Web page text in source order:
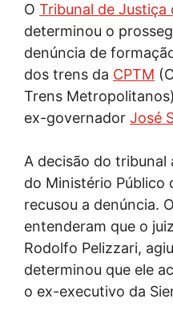
O Tribunal de Justiça
determinou o
denúncia de
dos trens da CPTM
Trens
ex-governador José
A decisão do tribunal
do Ministério Público
recusou a denúncia.
entenderam que o
Rodolfo Pelizzari,
determinou que ele
o ex-executivo da